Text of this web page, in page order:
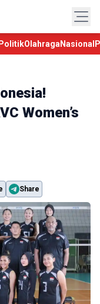
PolitikOlahraga Nasional
Women’s
Share